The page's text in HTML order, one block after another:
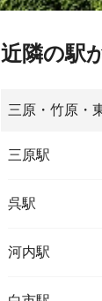
近隣の駅
三原・竹原・
三原駅
呉駅
河内駅